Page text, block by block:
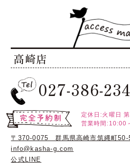
高崎店
027-386-
定休日:火曜日
営業時間:10:00
〒370-0075 群馬県高崎市筑縄町50-
info@kasha-g.com
公式LINE